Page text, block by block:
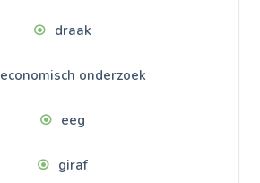
draak
economisch onderzoek
eeg
giraf